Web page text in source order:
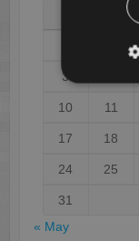
3
10 11
17 18
24 25
31
« May